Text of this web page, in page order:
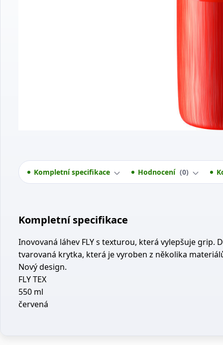
Kompletní specifikace Hodnocení 0
Kompletní specifikace
Inovovaná láhev FLY s texturou, která vylepšuje grip.
tvarovaná krytka, která je vyroben z několika
Nový design.
FLY TEX
550 ml
červená